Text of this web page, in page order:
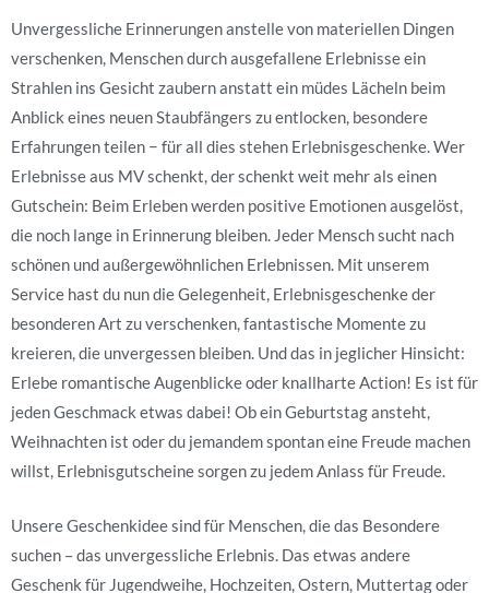
Unvergessliche Erinnerungen anstelle von materiellen Dingen
verschenken, Menschen durch ausgefallene Erlebnisse ein
Strahlen ins Gesicht zaubern anstatt ein müdes Lächeln beim
Anblick eines neuen Staubfängers zu entlocken, besondere
Erfahrungen teilen − für all dies stehen Erlebnisgeschenke. Wer
Erlebnisse aus MV schenkt, der schenkt weit mehr als einen
Gutschein: Beim Erleben werden positive Emotionen ausgelöst,
die noch lange in Erinnerung bleiben. Jeder Mensch sucht nach
schönen und außergewöhnlichen Erlebnissen. Mit unserem
Service hast du nun die Gelegenheit, Erlebnisgeschenke der
besonderen Art zu verschenken, fantastische Momente zu
kreieren, die unvergessen bleiben. Und das in jeglicher Hinsicht:
Erlebe romantische Augenblicke oder knallharte Action! Es ist für
jeden Geschmack etwas dabei! Ob ein Geburtstag ansteht,
Weihnachten ist oder du jemandem spontan eine Freude machen
willst, Erlebnisgutscheine sorgen zu jedem Anlass für Freude.
Unsere Geschenkidee sind für Menschen, die das Besondere
suchen – das unvergessliche Erlebnis. Das etwas andere
Geschenk für Jugendweihe, Hochzeiten, Ostern, Muttertag oder